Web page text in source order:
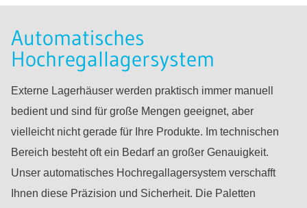
Automatisches
Hochregallagersystem
Externe Lagerhäuser werden praktisch immer manuell
bedient und sind für große Mengen geeignet, aber
vielleicht nicht gerade für Ihre Produkte. Im technischen
Bereich besteht oft ein Bedarf an großer Genauigkeit.
Unser automatisches Hochregallagersystem verschafft
Ihnen diese Präzision und Sicherheit. Die Paletten